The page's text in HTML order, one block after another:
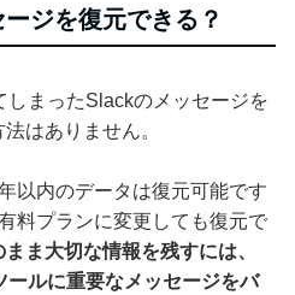
ジを復元できる？
まったSlackのメッセージを
はありません。
以内のデータは復元可能です
料プランに変更しても復元で
ま大切な情報を残すには、
ルに重要なメッセージをバ